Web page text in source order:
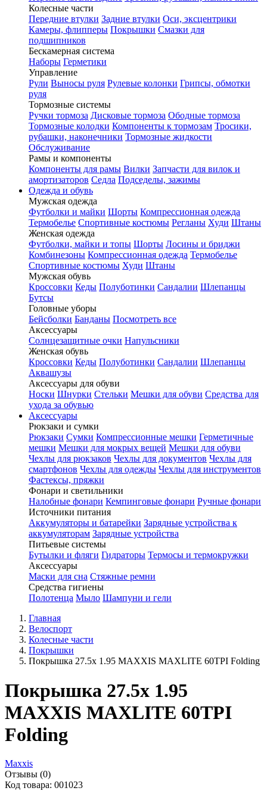
Колесные части
Передние втулки Задние втулки Оси, эксцентрики
Камеры, флипперы Покрышки Смазки для
подшипников
Бескамерная система
Наборы Герметики
Управление
Рули Выносы руля Рулевые колонки Грипсы, обмотки
руля
Тормозные системы
Ручки тормоза Дисковые тормоза Ободные тормоза
Тормозные колодки Компоненты к тормозам Тросики,
рубашки, наконечники Тормозные жидкости
Обслуживание
Рамы и компоненты
Компоненты для рамы Вилки Запчасти для вилок и
амортизаторов Седла Подседелы, зажимы
Одежда и обувь
Мужская одежда
Футболки и майки Шорты Компрессионная одежда
Термобелье Спортивные костюмы Регланы Худи Штаны
Женская одежда
Футболки, майки и топы Шорты Лосины и бриджи
Комбинезоны Компрессионная одежда Термобелье
Спортивные костюмы Худи Штаны
Мужская обувь
Кроссовки Кеды Полуботинки Сандалии Шлепанцы
Бутсы
Головные уборы
Бейсболки Банданы Посмотреть все
Аксессуары
Солнцезащитные очки Напульсники
Женская обувь
Кроссовки Кеды Полуботинки Сандалии Шлепанцы
Аквашузы
Аксессуары для обуви
Носки Шнурки Стельки Мешки для обуви Средства для
ухода за обувью
Аксессуары
Рюкзаки и сумки
Рюкзаки Сумки Компрессионные мешки Герметичные
мешки Мешки для мокрых вещей Мешки для обуви
Чехлы для рюкзаков Чехлы для документов Чехлы для
смартфонов Чехлы для одежды Чехлы для инструментов
Фастексы, пряжки
Фонари и светильники
Налобные фонари Кемпинговые фонари Ручные фонари
Источники питания
Аккумуляторы и батарейки Зарядные устройства к
аккумуляторам Зарядные устройства
Питьевые системы
Бутылки и фляги Гидраторы Термосы и термокружки
Аксессуары
Маски для сна Стяжные ремни
Средства гигиены
Полотенца Мыло Шампуни и гели
Главная
Велоспорт
Колесные части
Покрышки
Покрышка 27.5x 1.95 MAXXIS MAXLITE 60TPI Folding
Покрышка 27.5x 1.95
MAXXIS MAXLITE 60TPI
Folding
Maxxis
Отзывы (0)
Код товара: 001023